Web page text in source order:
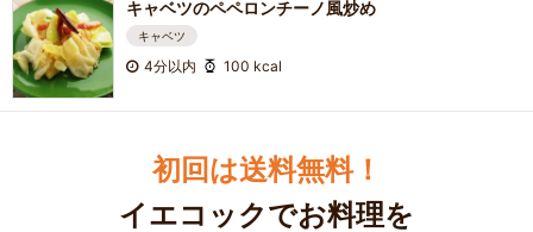
キャベツのペペロンチーノ風炒め
キャベツ
4分以内 100 kcal
初回は送料無料！
イエコックでお料理を